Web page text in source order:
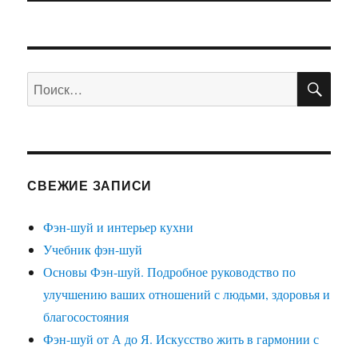
Искать:
СВЕЖИЕ ЗАПИСИ
Фэн-шуй и интерьер кухни
Учебник фэн-шуй
Основы Фэн-шуй. Подробное руководство по
улучшению ваших отношений с людьми, здоровья и
благосостояния
Фэн-шуй от А до Я. Искусство жить в гармонии с